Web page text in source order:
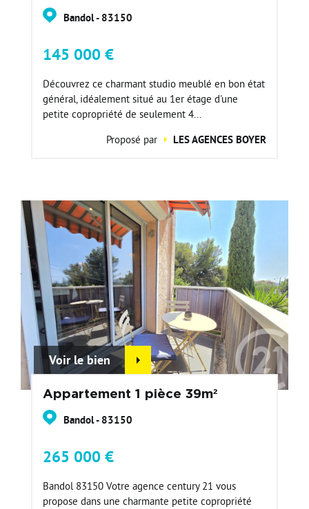
Bandol - 83150
145 000 €
Découvrez ce charmant studio meublé en bon état
général, idéalement situé au 1er étage d'une
petite copropriété de seulement 4...
Proposé par
LES AGENCES BOYER
Voir le bien
Appartement 1 pièce 39m²
Bandol - 83150
265 000 €
Bandol 83150 Votre agence century 21 vous
propose dans une charmante petite copropriété